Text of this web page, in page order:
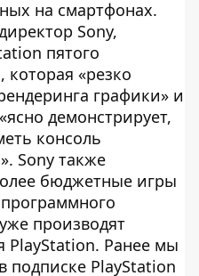
на смартфонах.
Sony,
пятого
которая «резко
графики» и
демонстрирует,
консоль
Sony также
бюджетные игры
производят
PlayStation. Ранее мы
в подписке PlayStation